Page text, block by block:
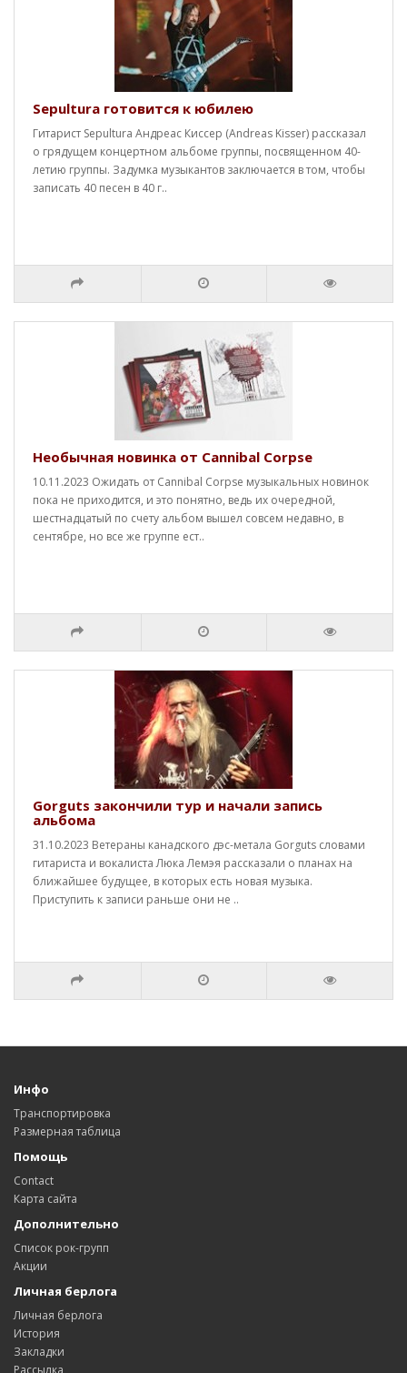
Sepultura готовится к юбилею
Гитарист Sepultura Андреас Киссер (Andreas Kisser) рассказал
о грядущем концертном альбоме группы, посвященном 40-
летию группы. Задумка музыкантов заключается в том, чтобы
записать 40 песен в 40 г..
Необычная новинка от Cannibal Corpse
10.11.2023 Ожидать от Cannibal Corpse музыкальных новинок
пока не приходится, и это понятно, ведь их очередной,
шестнадцатый по счету альбом вышел совсем недавно, в
сентябре, но все же группе ест..
Gorguts закончили тур и начали запись
альбома
31.10.2023 Ветераны канадского дэс-метала Gorguts словами
гитариста и вокалиста Люка Лемэя рассказали о планах на
ближайшее будущее, в которых есть новая музыка.
Приступить к записи раньше они не ..
Инфо
Транспортировка
Размерная таблица
Помощь
Contact
Карта сайта
Дополнительно
Список рок-групп
Акции
Личная берлога
Личная берлога
История
Закладки
Рассылка